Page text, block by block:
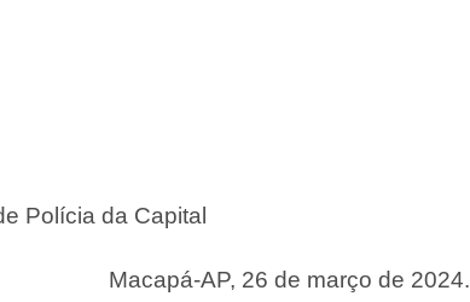
de Polícia da Capital
Macapá-AP, 26 de março de 2024.